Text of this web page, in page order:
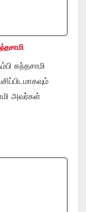
கந்தசாமி
அவர்கள்